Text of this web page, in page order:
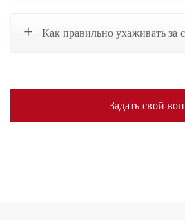
Как правильно ухаживать за
Задать свой